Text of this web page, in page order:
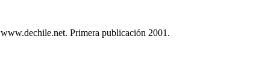
www.dechile.net. Primera publicación 2001.